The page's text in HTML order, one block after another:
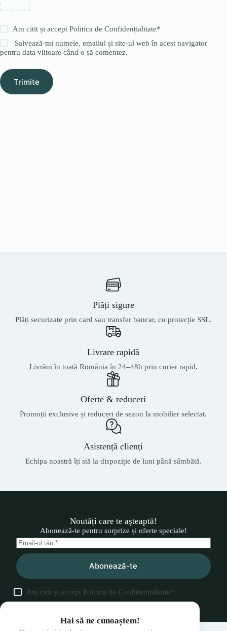
Am citit și acceptPolitica de Confidențialitate*
Salvează-mi numele, emailul și site-ul web în acest navigator
pentru data viitoare când o să comentez.
Trimite
Plăți sigure
Plăți securizate prin card sau transfer bancar, cu protecție SSL.
Livrare rapidă
Livrăm în toată România în 24–48h prin curier rapid.
Oferte & reduceri
Promoții exclusive și reduceri de sezon la mobilier selectat.
Asistență clienți
Echipa noastră îți stă la dispoziție de luni până sâmbătă.
Noutăți care te așteaptă!
Abonează-te pentru surprize și oferte speciale!
Abonează-te
Am citit și accept Politica de Confidențialitate*
Hai să ne cunoaștem!